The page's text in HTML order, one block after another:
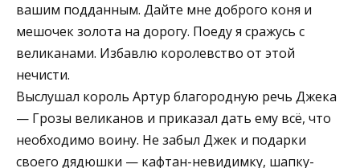
вашим подданным. Дайте мне доброго коня и
мешочек золота на дорогу. Поеду я сражусь с
великанами. Избавлю королевство от этой
нечисти.
Выслушал король Артур благородную речь Джека
— Грозы великанов и приказал дать ему всё, что
необходимо воину. Не забыл Джек и подарки
своего дядюшки — кафтан-невидимку, шапку-